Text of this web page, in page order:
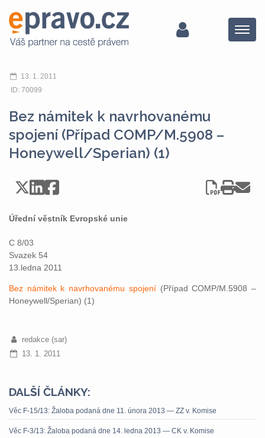
Menu
13. 1. 2011
ID: 70099
Bez námitek k navrhovanému
spojení (Případ COMP/M.5908 –
Honeywell/Sperian) (1)
Úřední věstník Evropské unie
C 8/03
Svazek 54
13.ledna 2011
Bez námitek k navrhovanému spojení(Případ COMP/M.5908 –
Honeywell/Sperian) (1)
redakce (sar)
13. 1. 2011
DALŠÍ ČLÁNKY:
Věc F-15/13: Žaloba podaná dne 11. února 2013 — ZZ v. Komise
Věc F-3/13: Žaloba podaná dne 14. ledna 2013 — CK v. Komise